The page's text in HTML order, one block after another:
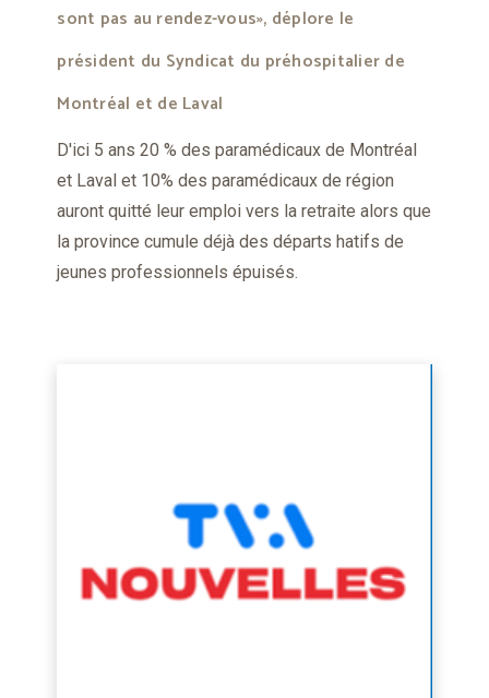
sont pas au rendez-vous», déplore le
président du Syndicat du préhospitalier de
Montréal et de Laval
D'ici 5 ans 20 % des paramédicaux de Montréal
et Laval et 10% des paramédicaux de région
auront quitté leur emploi vers la retraite alors que
la province cumule déjà des départs hatifs de
jeunes professionnels épuisés.